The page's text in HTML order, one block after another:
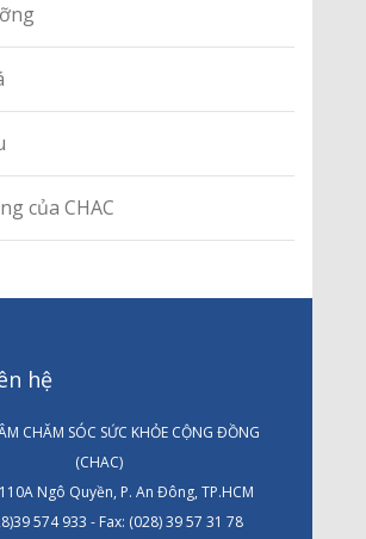
của CHAC
hệ
CHĂM SÓC SỨC KHỎE CỘNG ĐỒNG
(CHAC)
Ngô Quyền, P. An Đông, TP.HCM
574 933 - Fax: (028) 39 57 31 78